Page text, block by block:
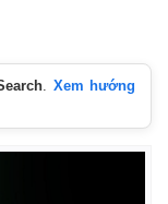
. Xem hướng